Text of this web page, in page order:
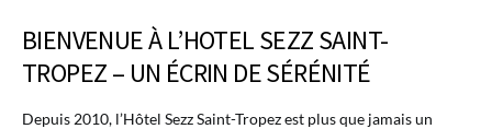
BIENVENUE À L’HOTEL SEZZ SAINT-
TROPEZ – UN ÉCRIN DE SÉRÉNITÉ
Depuis 2010, l’Hôtel Sezz Saint-Tropez est plus que jamais un